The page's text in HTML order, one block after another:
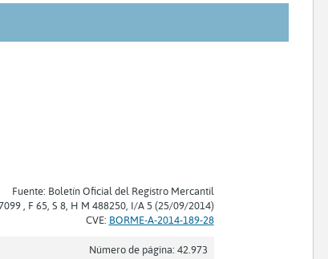
Fuente: Boletín Oficial del Registro Mercantil
, F 65, S 8, H M 488250, I/A 5 (25/09/2014)
CVE: BORME-A-2014-189-28
Número de página: 42.973